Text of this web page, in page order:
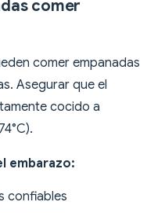
comer
comer empanadas
Asegurar que el
cocido a
embarazo:
confiables